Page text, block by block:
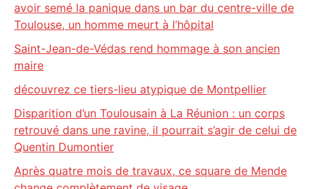
avoir semé la panique dans un bar du centre-ville de
Toulouse, un homme meurt à l’hôpital
Saint-Jean-de-Védas rend hommage à son ancien
maire
découvrez ce tiers-lieu atypique de Montpellier
Disparition d’un Toulousain à La Réunion : un corps
retrouvé dans une ravine, il pourrait s’agir de celui de
Quentin Dumontier
Après quatre mois de travaux, ce square de Mende